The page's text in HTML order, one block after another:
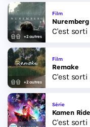
+2 autres
Film
Nuremberg
C'est
+2 autres
Film
Remake
C'est
Série
Kamen
C'est